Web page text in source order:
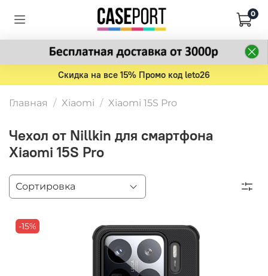
0
Скидка на все 15% Промо код leto26
Главная Xiaomi Xiaomi 15S Pro
Чехол от Nillkin для смартфона
Xiaomi 15S Pro
-15%